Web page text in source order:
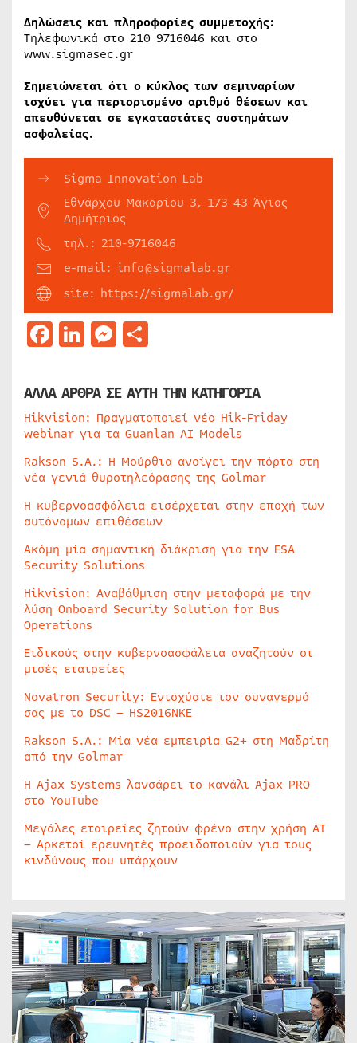
Δηλώσεις και πληροφορίες συμμετοχής:
Tηλεφωνικά στο 210 9716046 και στο
www.sigmasec.gr
Σημειώνεται ότι ο κύκλος των σεμιναρίων
ισχύει για περιορισμένο αριθμό θέσεων και
απευθύνεται σε εγκαταστάτες συστημάτων
ασφαλείας.
Sigma Innovation Lab
Εθνάρχου Μακαρίου 3, 173 43 Άγιος
Δημήτριος
τηλ.: 210-9716046
e-mail: info@sigmalab.gr
site: https://sigmalab.gr/
Facebook
LinkedIn
Messenger
ΑΛΛΑ ΑΡΘΡΑ ΣΕ ΑΥΤΗ ΤΗΝ ΚΑΤΗΓΟΡΙΑ
Hikvision: Πραγματοποιεί νέο Hik-Friday
webinar για τα Guanlan AI Models
Rakson S.A.: Η Μούρθια ανοίγει την πόρτα στη
νέα γενιά θυροτηλεόρασης της Golmar
Η κυβερνοασφάλεια εισέρχεται στην εποχή των
αυτόνομων επιθέσεων
Ακόμη μία σημαντική διάκριση για την ESA
Security Solutions
Hikvision: Αναβάθμιση στην μεταφορά με την
λύση Onboard Security Solution for Bus
Operations
Ειδικούς στην κυβερνοασφάλεια αναζητούν οι
μισές εταιρείες
Novatron Security: Ενισχύστε τον συναγερμό
σας με το DSC – HS2016NKE
Rakson S.A.: Μία νέα εμπειρία G2+ στη Μαδρίτη
από την Golmar
Η Ajax Systems λανσάρει το κανάλι Ajax PRO
στο YouTube
Μεγάλες εταιρείες ζητούν φρένο στην χρήση AI
– Αρκετοί ερευνητές προειδοποιούν για τους
κινδύνους που υπάρχουν